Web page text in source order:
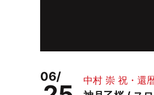
06/
中村 崇 祝・還